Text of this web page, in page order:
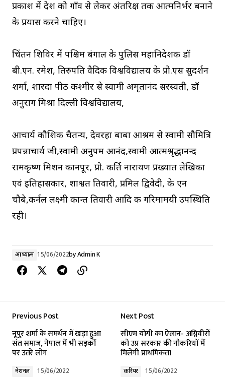
प्रकाश में देश को गाँव से लेकर अंतरिक्ष तक आत्मनिर्भर बनाने
के प्रयास करने चाहिए।
चिंतन शिविर में पश्चिम बंगाल के पुलिस महानिदेशक डॉ
बी.एन. रमेश, तिरुपति वैदिक विश्वविद्यालय के प्रो.एस सुदर्शन
शर्मा, शारदा पीठ कश्मीर से स्वामी अमृतानंद सरस्वती, डॉ
अनुराग मिश्रा दिल्ली विश्वविद्यालय,
आचार्य कौशिक चैतन्य, देवरहा बाबा आश्रम से स्वामी सौमित्रि
प्रपन्नाचार्य जी,स्वामी अनुपम आनंद,स्वामी आत्मश्रृद्धानन्द
रामकृष्ण मिशन कानपूर, प्रो. कीर्ति नारायण प्रख्यात लेखिका
एवं इतिहासकार, शाश्वत तिवारी, प्रमिल द्विवेदी, के एन
चौबे,कर्नल लक्ष्मी कान्त तिवारी आदि की गरिमामयी उपस्थिति
रही।
आध्यात्म 15/06/2022byAdmin K
Previous Post
नूपुर शर्मा के समर्थन में खड़ा हुआ
संत समाज, नेपाल में भी सड़कों
पर उतरे लोग
नेशनल 15/06/2022
Next Post
सीएम योगी का ऐलान- अग्निवीरों
को उप्र सरकार की नौकरियों में
मिलेगी प्राथमिकता
करियर 15/06/2022